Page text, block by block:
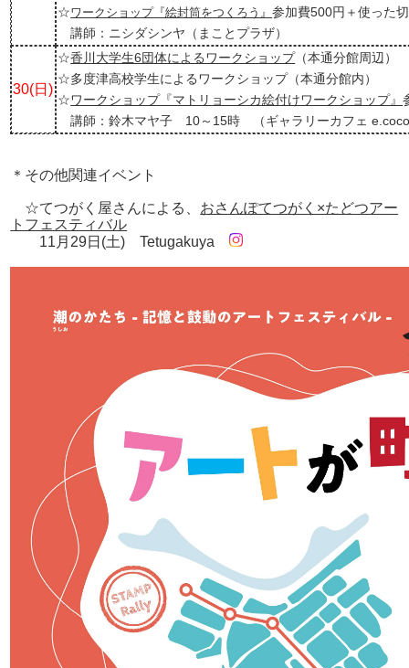
☆ワークショップ『絵封筒をつくろう』参加費500円＋使った
講師：ニシダシンヤ（まことプラザ）
30(日)
☆香川大学生6団体によるワークショップ（本通分館周辺）
☆多度津高校学生によるワークショップ（本通分館内）
☆ワークショップ『マトリョーシカ絵付けワークショップ』
講師：鈴木マヤ子 10～15時 （ギャラリーカフェ
＊その他関連イベント
☆てつがく屋さんによる、 おさんぽてつがく×たどつアー
トフェスティバル
11月29日(土) Tetugakuya